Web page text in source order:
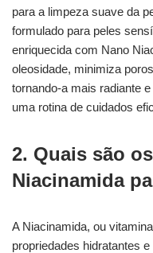
para a limpeza suave da
formulado para peles
enriquecida com Nano
oleosidade, minimiza
tornando-a mais radiante
uma rotina de cuidados
2. Quais são
Niacinamida
A Niacinamida, ou
propriedades hidratantes